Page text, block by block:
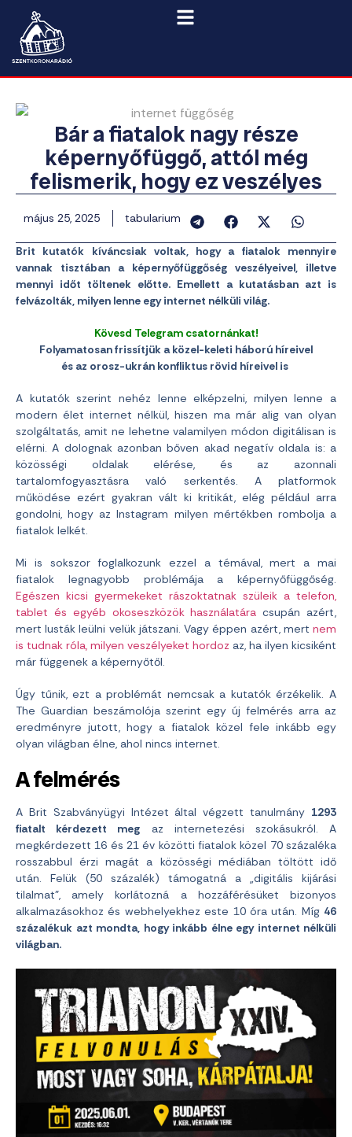
Bár a fiatalok nagy része
képernyőfüggő, attól még
felismerik, hogy ez veszélyes
május 25, 2025 tabularium
Brit kutatók kíváncsiak voltak, hogy a fiatalok mennyire
vannak tisztában a képernyőfüggőség veszélyeivel, illetve
mennyi időt töltenek előtte. Emellett a kutatásban azt is
felvázolták, milyen lenne egy internet nélküli világ.
Kövesd Telegram csatornánkat!
Folyamatosan frissítjük a közel-keleti háború híreivel
és az orosz-ukrán konfliktus rövid híreivel is
A kutatók szerint nehéz lenne elképzelni, milyen lenne a
modern élet internet nélkül, hiszen ma már alig van olyan
szolgáltatás, amit ne lehetne valamilyen módon digitálisan is
elérni. A dolognak azonban bőven akad negatív oldala is: a
közösségi oldalak elérése, és az azonnali
tartalomfogyasztásra való serkentés. A platformok
működése ezért gyakran vált ki kritikát, elég például arra
gondolni, hogy az Instagram milyen mértékben rombolja a
fiatalok lelkét.
Mi is sokszor foglalkozunk ezzel a témával, mert a mai
fiatalok legnagyobb problémája a képernyőfüggőség.
Egészen kicsi gyermekeket rászoktatnak szüleik a telefon,
tablet és egyéb okoseszközök használatára csupán azért,
mert lusták leülni velük játszani. Vagy éppen azért, mert nem
is tudnak róla, milyen veszélyeket hordoz az, ha ilyen kicsiként
már függenek a képernyőtől.
Úgy tűnik, ezt a problémát nemcsak a kutatók érzékelik. A
The Guardian beszámolója szerint egy új felmérés arra az
eredményre jutott, hogy a fiatalok közel fele inkább egy
olyan világban élne, ahol nincs internet.
A felmérés
A Brit Szabványügyi Intézet által végzett tanulmány 1293
fiatalt kérdezett meg az internetezési szokásukról. A
megkérdezett 16 és 21 év közötti fiatalok közel 70 százaléka
rosszabbul érzi magát a közösségi médiában töltött idő
után. Felük (50 százalék) támogatná a „digitális kijárási
tilalmat”, amely korlátozná a hozzáférésüket bizonyos
alkalmazásokhoz és webhelyekhez este 10 óra után. Míg 46
százalékuk azt mondta, hogy inkább élne egy internet nélküli
világban.